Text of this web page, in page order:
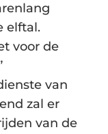
elftal.
voor de
van
zal er
van de